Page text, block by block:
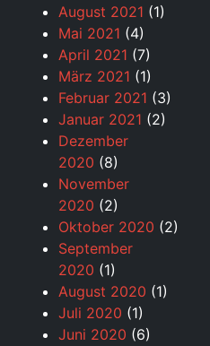
August 2021 (1)
Mai 2021 (4)
April 2021 (7)
März 2021 (1)
Februar 2021 (3)
Januar 2021 (2)
Dezember
2020 (8)
November
2020 (2)
Oktober 2020 (2)
September
2020 (1)
August 2020 (1)
Juli 2020 (1)
Juni 2020 (6)